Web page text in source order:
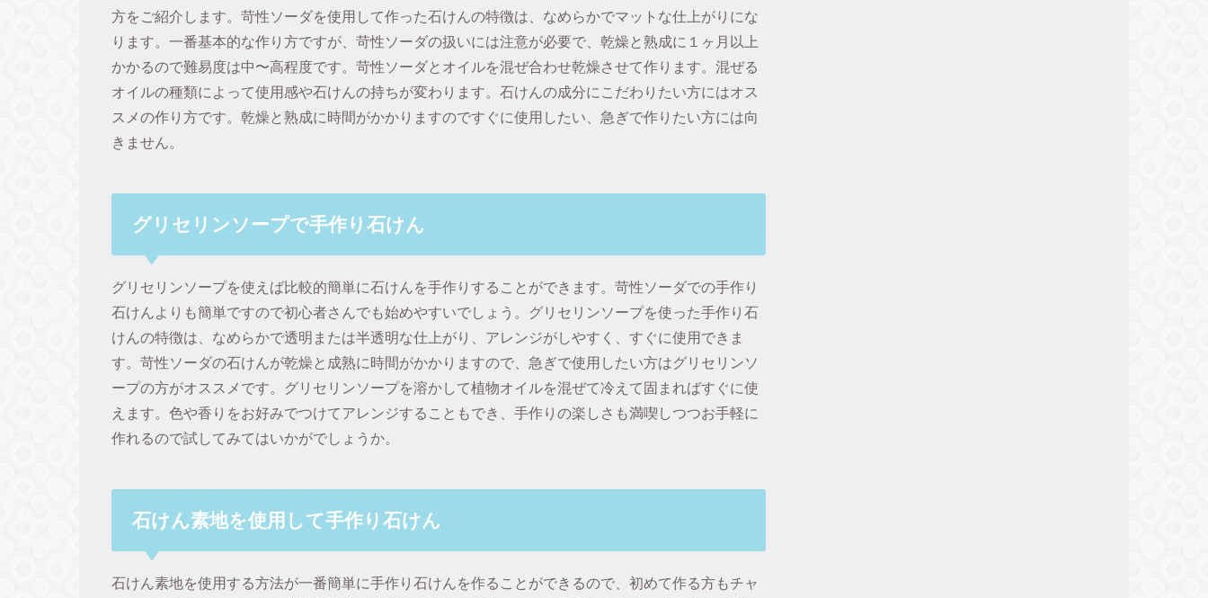
方をご紹介します。苛性ソーダを使用して作った石けんの特徴は、なめらかでマットな仕上がりにな
ります。一番基本的な作り方ですが、苛性ソーダの扱いには注意が必要で、乾燥と熟成に１ヶ月以上
かかるので難易度は中〜高程度です。苛性ソーダとオイルを混ぜ合わせ乾燥させて作ります。混ぜる
オイルの種類によって使用感や石けんの持ちが変わります。石けんの成分にこだわりたい方にはオス
スメの作り方です。乾燥と熟成に時間がかかりますのですぐに使用したい、急ぎで作りたい方には向
きません。
グリセリンソープで手作り石けん
グリセリンソープを使えば比較的簡単に石けんを手作りすることができます。苛性ソーダでの手作り
石けんよりも簡単ですので初心者さんでも始めやすいでしょう。グリセリンソープを使った手作り石
けんの特徴は、なめらかで透明または半透明な仕上がり、アレンジがしやすく、すぐに使用できま
す。苛性ソーダの石けんが乾燥と成熟に時間がかかりますので、急ぎで使用したい方はグリセリンソ
ープの方がオススメです。グリセリンソープを溶かして植物オイルを混ぜて冷えて固まればすぐに使
えます。色や香りをお好みでつけてアレンジすることもでき、手作りの楽しさも満喫しつつお手軽に
作れるので試してみてはいかがでしょうか。
石けん素地を使用して手作り石けん
石けん素地を使用する方法が一番簡単に手作り石けんを作ることができるので、初めて作る方もチャ